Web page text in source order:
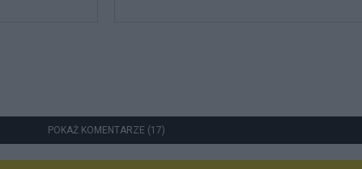
POKAŻ KOMENTARZE (17)